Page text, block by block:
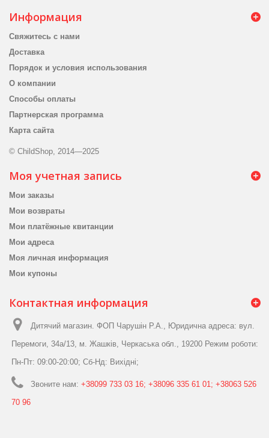
Информация
Свяжитесь с нами
Доставка
Порядок и условия использования
О компании
Способы оплаты
Партнерская программа
Карта сайта
© ChildShop, 2014—2025
Моя учетная запись
Мои заказы
Мои возвраты
Мои платёжные квитанции
Мои адреса
Моя личная информация
Мои купоны
Контактная информация
Дитячий магазин. ФОП Чарушін Р.А., Юридична адреса: вул.
Перемоги, 34а/13, м. Жашків, Черкаська обл., 19200 Режим роботи:
Пн-Пт: 09:00-20:00; Сб-Нд: Вихідні;
Звоните нам: +38099 733 03 16; +38096 335 61 01; +38063 526
70 96